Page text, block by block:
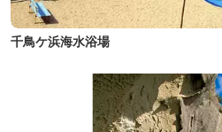
千鳥ケ浜海水浴場